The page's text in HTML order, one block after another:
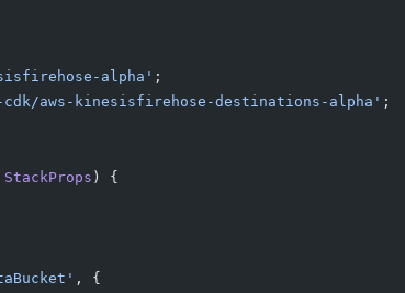
alpha' ;
cdk/aws-kinesisfirehose-destinations-alpha' ;
StackProps ) {
, {